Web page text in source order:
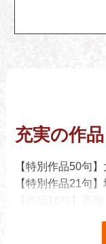
充実の作品
【特別作品50句
【特別作品21句
／神田ひろみ／宮